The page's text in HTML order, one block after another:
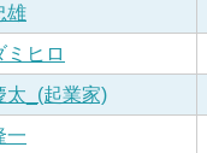
雄
ミヒロ
太_(起業家)
一